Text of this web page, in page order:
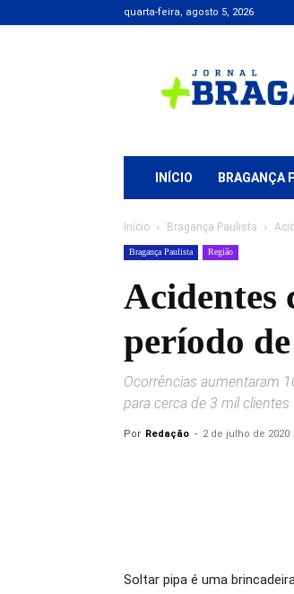
quarta-feira, agosto 5, 2026
+
Bragança
INÍCIO BRAGANÇA
Início Bragança Paulista
Bragança Paulista Região
Acidentes
período
Ocorrências aumentaram
para cerca de 3 mil clientes
Por Redação - 2 de julho de 2020
Soltar pipa é uma